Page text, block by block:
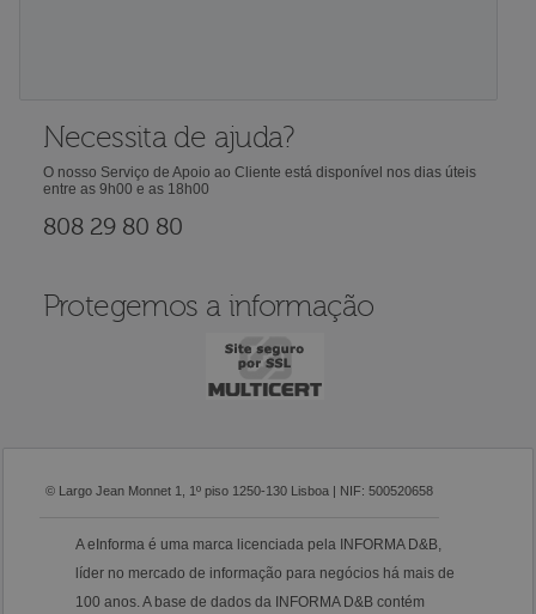
Necessita de ajuda?
O nosso Serviço de Apoio ao Cliente está disponível nos dias úteis
entre as 9h00 e as 18h00
808 29 80 80
Protegemos a informação
© Largo Jean Monnet 1, 1º piso 1250-130 Lisboa | NIF: 500520658
A eInforma é uma marca licenciada pela INFORMA D&B,
líder no mercado de informação para negócios há mais de
100 anos. A base de dados da INFORMA D&B contém